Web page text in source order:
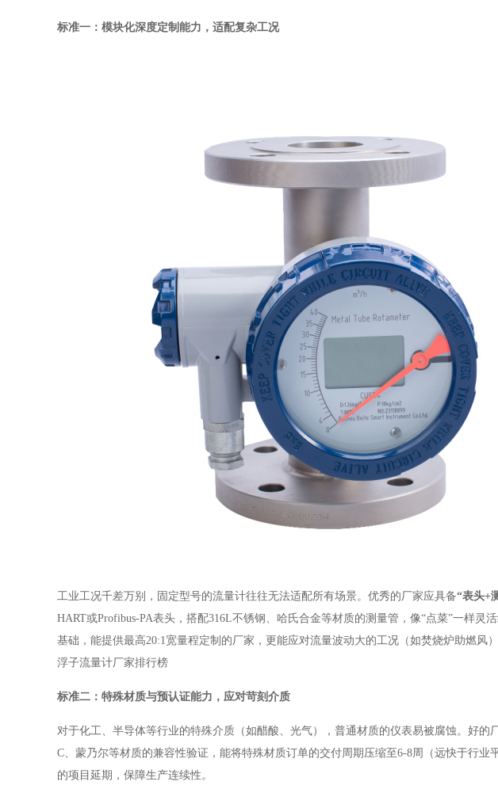
标准一：模块化深度定制能力，适配复杂工况
工业工况千差万别，固定型号的流量计往往无法适配所有场景。优秀的厂家应具备“表头+
HART或Profibus-PA表头，搭配316L不锈钢、哈氏合金等材质的测量管，像“点菜”一样灵
基础，能提供最高20:1宽量程定制的厂家，更能应对流量波动大的工况（如焚烧炉助燃风
浮子流量计厂家排行榜
标准二：特殊材质与预认证能力，应对苛刻介质
对于化工、半导体等行业的特殊介质（如醋酸、光气），普通材质的仪表易被腐蚀。好的
C、蒙乃尔等材质的兼容性验证，能将特殊材质订单的交付周期压缩至6-8周（远快于行
的项目延期，保障生产连续性。